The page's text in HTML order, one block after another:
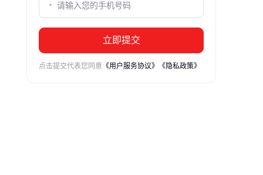
立即提交
点击提交代表您同意 《用户服务协议》 《隐私政策》